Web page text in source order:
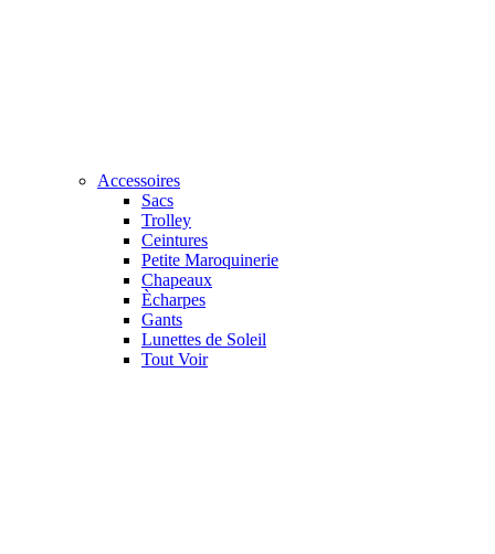
Accessoires
Sacs
Trolley
Ceintures
Petite Maroquinerie
Chapeaux
Ècharpes
Gants
Lunettes de Soleil
Tout Voir